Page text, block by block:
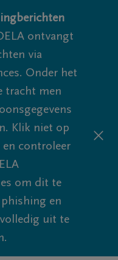
ontvangt
via
Onder het
tracht men
Klik niet op
controleer
om dit te
en
uit te